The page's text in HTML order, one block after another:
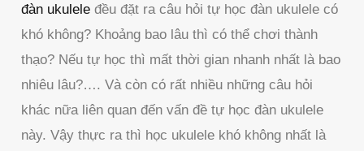
đàn ukulele đều đặt ra câu hỏi tự học đàn ukulele có
khó không? Khoảng bao lâu thì có thể chơi thành
thạo? Nếu tự học thì mất thời gian nhanh nhất là bao
nhiêu lâu?…. Và còn có rất nhiều những câu hỏi
khác nữa liên quan đến vấn đề tự học đàn ukulele
này. Vậy thực ra thì học ukulele khó không nhất là